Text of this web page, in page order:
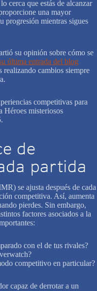
cerca que estás de alcanzar
una mayor
progresión mientras sigues
su opinión sobre cómo se
última entrada del blog
realizando cambios siempre
competitivas para
Héroes misteriosos
de
partida
se ajusta después de cada
competitiva. Así, aumenta
pierdes. Sin embargo,
factores asociados a la
con el de tus rivales?
competitivo en particular?
capaz de derrotar a un